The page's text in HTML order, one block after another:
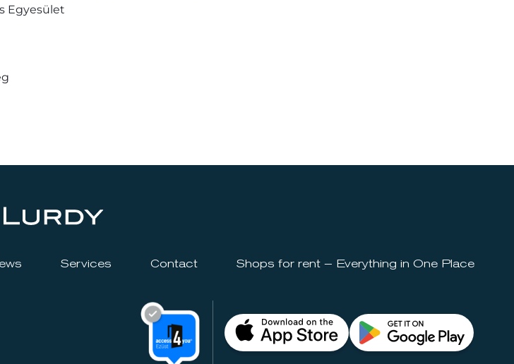
Egyesület
Services Contact Shops for rent – Everything in One Place